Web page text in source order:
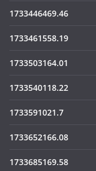
1733446469.46
1733461558.19
1733503164.01
1733540118.22
1733591021.7
1733652166.08
1733685169.58